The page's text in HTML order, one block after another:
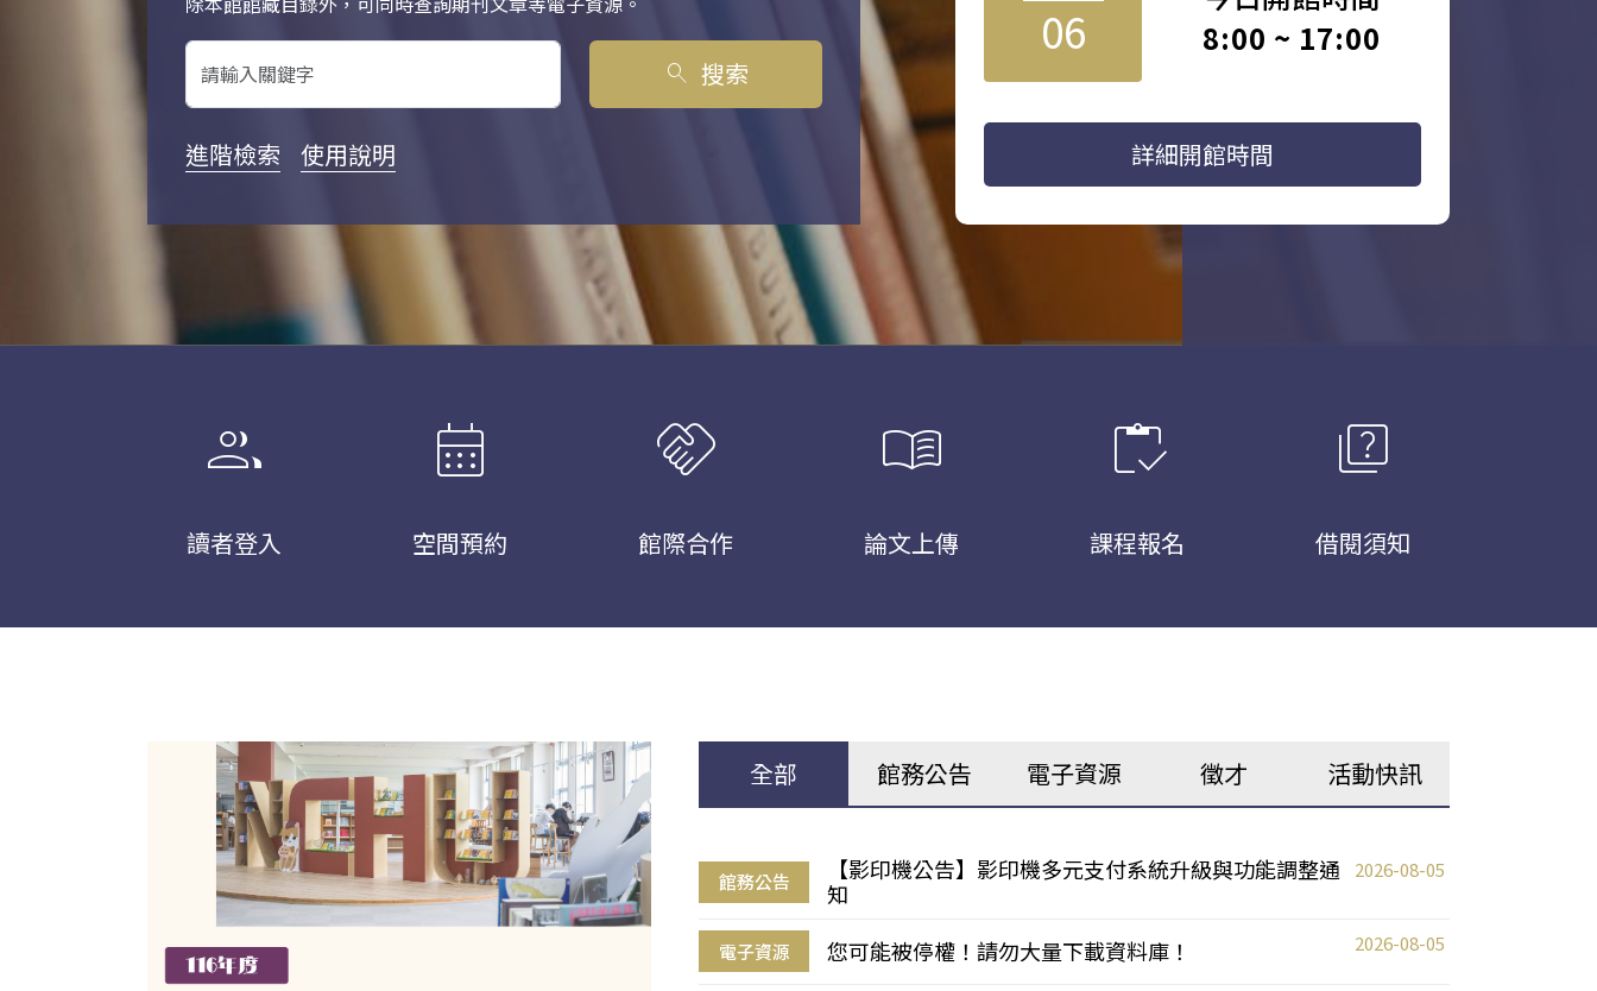
search 搜索
進階檢索 使用說明
06 8:00 ~ 17:00
詳細開館時間
group
讀者登入
calendar_month
空間預約
handshake
館際合作
menu_book
論文上傳
inventory
課程報名
quiz
借閱須知
全部 館務公告 電子資源 徵才 活動快訊
館務公告
【影印機公告】影印機多元支付系統升級與功能調整通
知
2026-08-05
電子資源 您可能被停權！請勿大量下載資料庫！ 2026-08-05